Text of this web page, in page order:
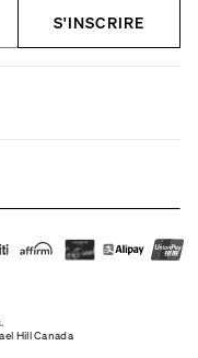
S'INSCRIRE
Hill Canada